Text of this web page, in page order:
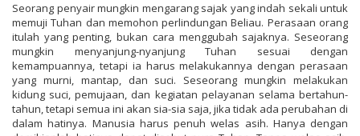
Seorang penyair mungkin mengarang sajak yang indah sekali untuk
memuji Tuhan dan memohon perlindungan Beliau. Perasaan orang
itulah yang penting, bukan cara menggubah sajaknya. Seseorang
mungkin menyanjung-nyanjung Tuhan sesuai dengan
kemampuannya, tetapi ia harus melakukannya dengan perasaan
yang murni, mantap, dan suci. Seseorang mungkin melakukan
kidung suci, pemujaan, dan kegiatan pelayanan selama bertahun-
tahun, tetapi semua ini akan sia-sia saja, jika tidak ada perubahan di
dalam hatinya. Manusia harus penuh welas asih. Hanya dengan